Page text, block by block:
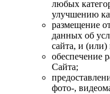
любых
улучшению
размещение
данных об
сайта, и (или)
обеспечение
Сайта;
фото-,